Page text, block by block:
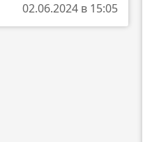
02.06.2024 в 15:05